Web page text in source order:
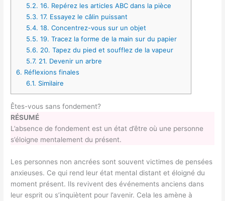
5.2. 16. Repérez les articles ABC dans la pièce
5.3. 17. Essayez le câlin puissant
5.4. 18. Concentrez-vous sur un objet
5.5. 19. Tracez la forme de la main sur du papier
5.6. 20. Tapez du pied et soufflez de la vapeur
5.7. 21. Devenir un arbre
6. Réflexions finales
6.1. Similaire
Êtes-vous sans fondement?
RÉSUMÉ
L’absence de fondement est un état d’être où une personne
s’éloigne mentalement du présent.
Les personnes non ancrées sont souvent victimes de pensées
anxieuses. Ce qui rend leur état mental distant et éloigné du
moment présent. Ils revivent des événements anciens dans
leur esprit ou s’inquiètent pour l’avenir. Cela les amène à